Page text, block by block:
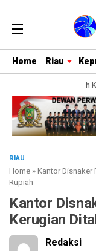
Home Riau
Terisi, Siap Tambah
RIAU
Home »Kantor Disnaker
Rupiah
Kantor
Kerugian
Redaksi